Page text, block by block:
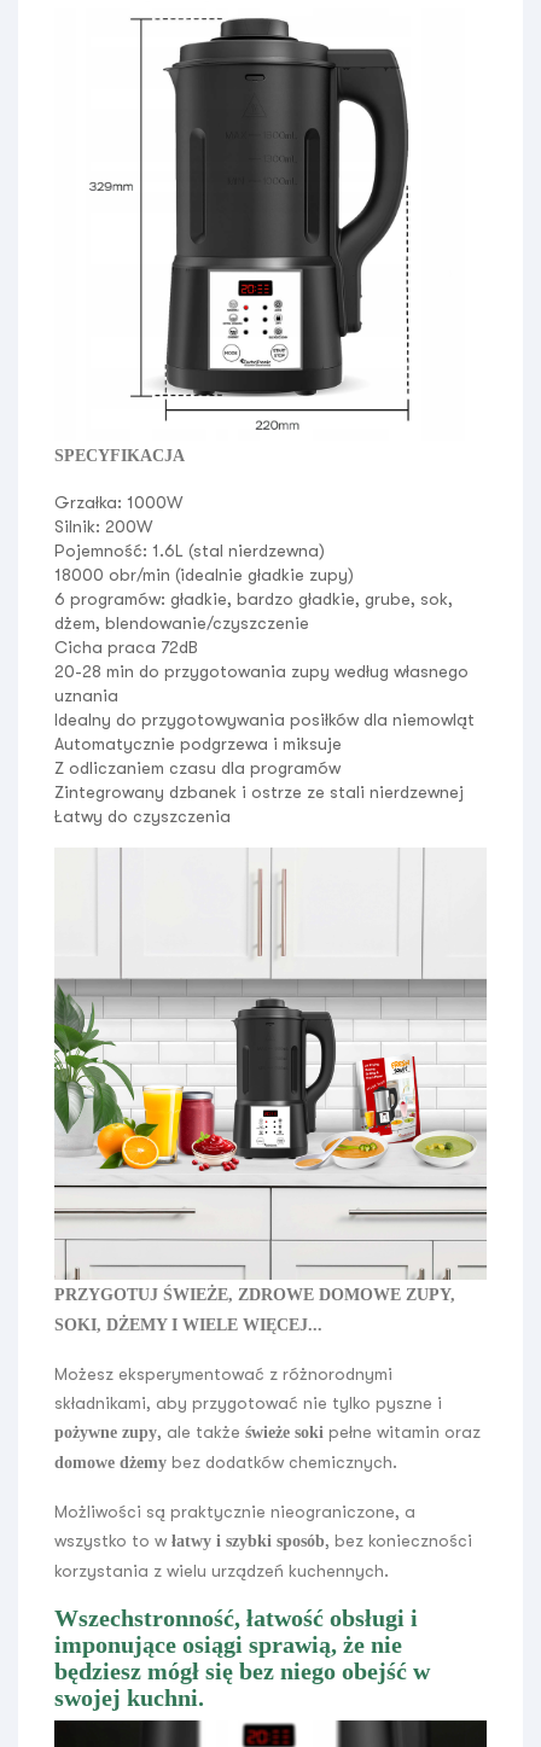
SPECYFIKACJA
Grzałka: 1000W
Silnik: 200W
Pojemność: 1.6L (stal nierdzewna)
18000 obr/min (idealnie gładkie zupy)
6 programów: gładkie, bardzo gładkie, grube, sok,
dżem, blendowanie/czyszczenie
Cicha praca 72dB
20-28 min do przygotowania zupy według własnego
uznania
Idealny do przygotowywania posiłków dla niemowląt
Automatycznie podgrzewa i miksuje
Z odliczaniem czasu dla programów
Zintegrowany dzbanek i ostrze ze stali nierdzewnej
Łatwy do czyszczenia
PRZYGOTUJ ŚWIEŻE, ZDROWE DOMOWE ZUPY,
SOKI, DŻEMY I WIELE WIĘCEJ...
Możesz eksperymentować z różnorodnymi
składnikami, aby przygotować nie tylko pyszne i
pożywne zupy, ale także świeże soki pełne witamin oraz
domowe dżemy bez dodatków chemicznych.
Możliwości są praktycznie nieograniczone, a
wszystko to w łatwy i szybki sposób, bez konieczności
korzystania z wielu urządzeń kuchennych.
Wszechstronność, łatwość obsługi i
imponujące osiągi sprawią, że nie
będziesz mógł się bez niego obejść w
swojej kuchni.